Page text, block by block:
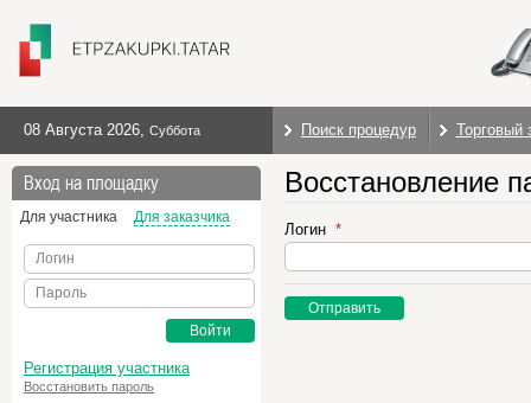
08 Августа 2026, Суббота Поиск процедур Торговый
Вход на площадку
Для участника Для заказчика
Логин
Пароль
Войти
Регистрация участника
Восстановить пароль
Восстановление
Логин
Отправить